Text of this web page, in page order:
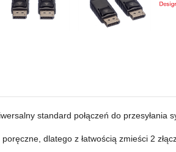
standard połączeń do przesyłania
poręczne, dlatego z łatwością zmieści 2